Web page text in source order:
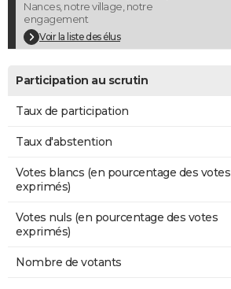
S'inscrire
Se connecter
Lycées
Collèges
Primaires
Universités
Entreprises
Service militaire
Avis de recherche
AVIS DE DÉCÈS
Bricolage
Lifestyle
Culture
Sport
Auto
Television
Voyage
Cinema
Nances, notre village, notre
engagement
Voir la liste des élus
Participation au scrutin
Taux de participation
Taux d'abstention
Votes blancs (en pourcentage des votes
exprimés)
Votes nuls (en pourcentage des votes
exprimés)
Nombre de votants